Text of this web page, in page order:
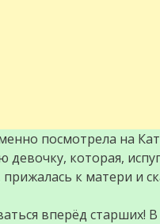
посмотрела на
девочку, которая,
прижалась к матери и
вперёд старших!